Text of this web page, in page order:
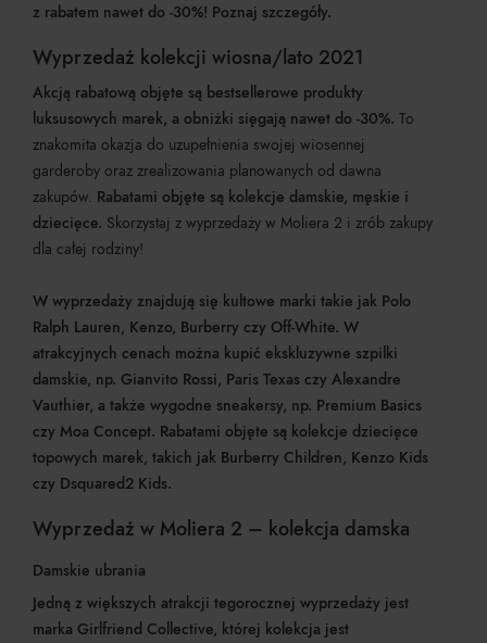
z rabatem nawet do -30%! Poznaj szczegóły.
Wyprzedaż kolekcji wiosna/lato 2021
Akcją rabatową objęte są bestsellerowe produkty
luksusowych marek, a obniżki sięgają nawet do -30%. To
znakomita okazja do uzupełnienia swojej wiosennej
garderoby oraz zrealizowania planowanych od dawna
zakupów. Rabatami objęte są kolekcje damskie, męskie i
dziecięce. Skorzystaj z wyprzedaży w Moliera 2 i zrób zakupy
dla całej rodziny!
W wyprzedaży znajdują się kultowe marki takie jak Polo
Ralph Lauren, Kenzo, Burberry czy Off-White. W
atrakcyjnych cenach można kupić ekskluzywne szpilki
damskie, np. Gianvito Rossi, Paris Texas czy Alexandre
Vauthier, a także wygodne sneakersy, np. Premium Basics
czy Moa Concept. Rabatami objęte są kolekcje dziecięce
topowych marek, takich jak Burberry Children, Kenzo Kids
czy Dsquared2 Kids.
Wyprzedaż w Moliera 2 – kolekcja damska
Damskie ubrania
Jedną z większych atrakcji tegorocznej wyprzedaży jest
marka Girlfriend Collective, której kolekcja jest